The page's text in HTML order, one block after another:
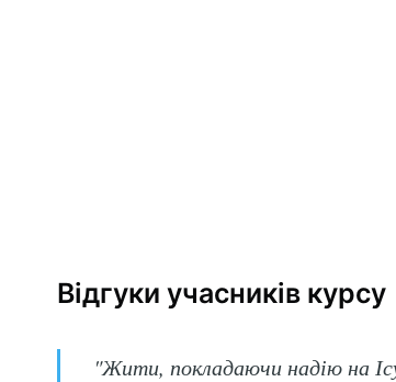
Відгуки учасників курсу
"Жити, покладаючи надію на